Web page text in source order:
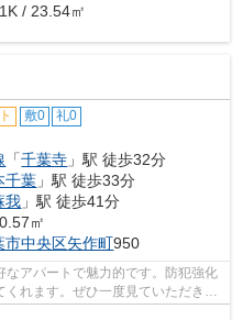
/ 23.54㎡
敷0 礼0
「千葉寺 」駅 徒歩32分
千葉 」駅 徒歩33分
我 」駅 徒歩41分
㎡
市中央区矢作町950
アパートで魅力的です。防犯強化
れます。ぜひ一度見ていただきた